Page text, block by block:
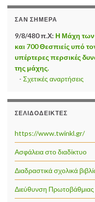
ΣΑΝ ΣΉΜΕΡΑ
9/8/480 π.Χ: Η Μάχη των
και 700 Θεσπιείς υπό
υπέρτερες περσικές
της μάχης.
- Σχετικές αναρτήσεις
ΣΕΛΙΔΟΔΕΊΚΤΕΣ
https://www.twinkl.gr/
Ασφάλεια στο διαδίκτυο
Διαδραστικά σχολικά
Διεύθυνση